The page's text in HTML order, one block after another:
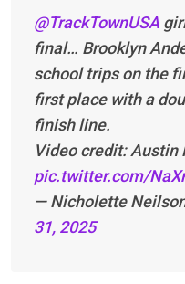
@TrackTownUSA
final… Brooklyn
school trips on the
first place with a
finish line.
Video credit: Austin
pic.twitter.com/
— Nicholette
31, 2025